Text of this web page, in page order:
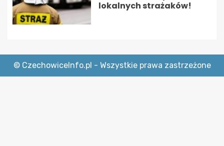
lokalnych strażaków!
© CzechowiceInfo.pl - Wszystkie prawa zastrzeżone